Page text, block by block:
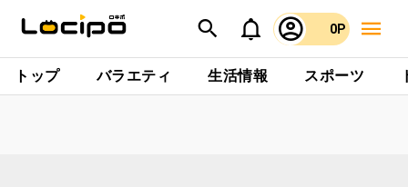
0P
トップ バラエティ 生活情報 スポーツ